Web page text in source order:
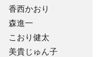
香西かおり
森進一
こおり健太
美貴じゅん子